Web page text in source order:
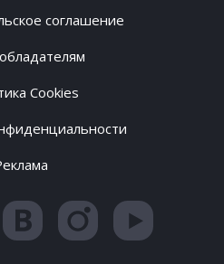
соглашение
Cookies